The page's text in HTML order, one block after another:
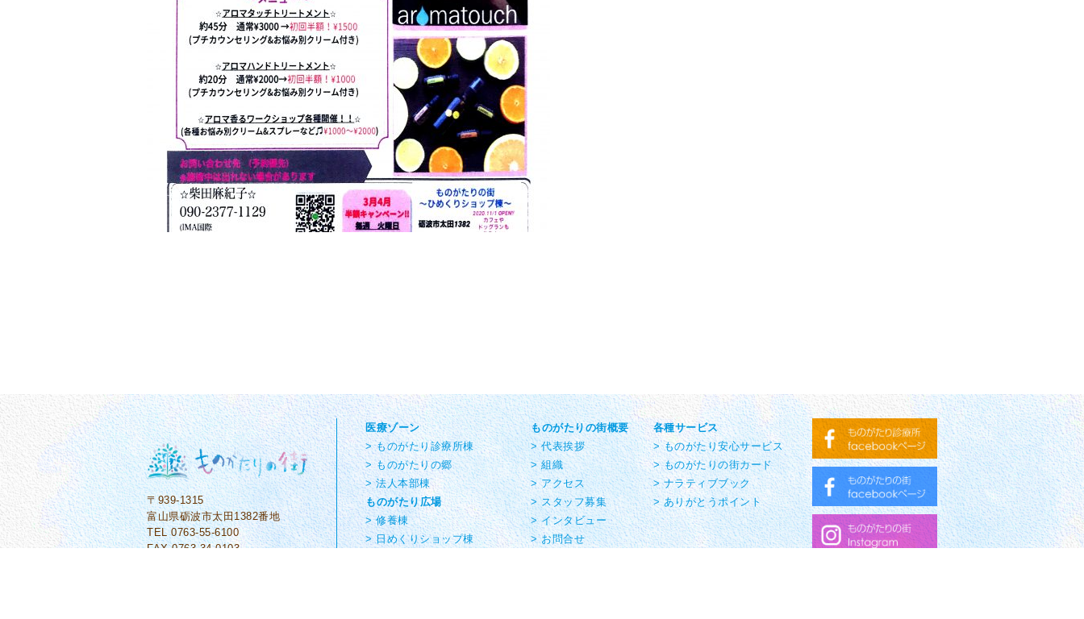
〒939-1315
富山県砺波市太田1382番地
TEL 0763-55-6100
FAX 0763-34-0103
医療ゾーン
> ものがたり診療所棟
> ものがたりの郷
> 法人本部棟
ものがたり広場
> 修養棟
> 日めくりショップ棟
ものがたりの街概要
> 代表挨拶
> 組織
> アクセス
> スタッフ募集
> インタビュー
> お問合せ
各種サービス
> ものがたり安心サービス
> ものがたりの街カード
> ナラティブブック
> ありがとうポイント